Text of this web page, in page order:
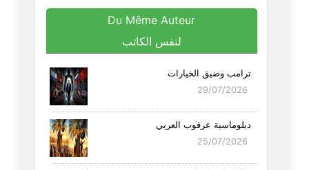
Du Même Auteur
لنفس الكاتب
ترامب وضيق الخيارات
29/07/2026
دبلوماسية عرقوب العربي
25/07/2026